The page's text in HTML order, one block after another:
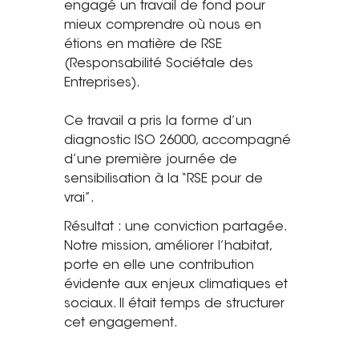
Saint-Étienne
Vichy
Mâcon
Nos réalisations
Pour les pros
Plâtrier / Peintre
Charpentier / Couvreur
Syndic / Régie
Architecte
engagé un travail de fond pour
mieux comprendre où nous en
étions en matière de RSE
(Responsabilité Sociétale des
Entreprises).
Ce travail a pris la forme d’un
diagnostic ISO 26000, accompagné
d’une première journée de
sensibilisation à la “RSE pour de
vrai”.
Résultat : une conviction partagée.
Notre mission, améliorer l’habitat,
porte en elle une contribution
évidente aux enjeux climatiques et
sociaux. Il était temps de structurer
cet engagement.